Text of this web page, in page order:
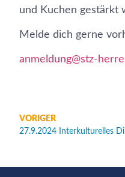
und Kuchen gestärkt
Melde dich gerne
anmeldung@stz-
VORIGER